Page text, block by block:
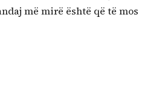
më mirë është që të mos